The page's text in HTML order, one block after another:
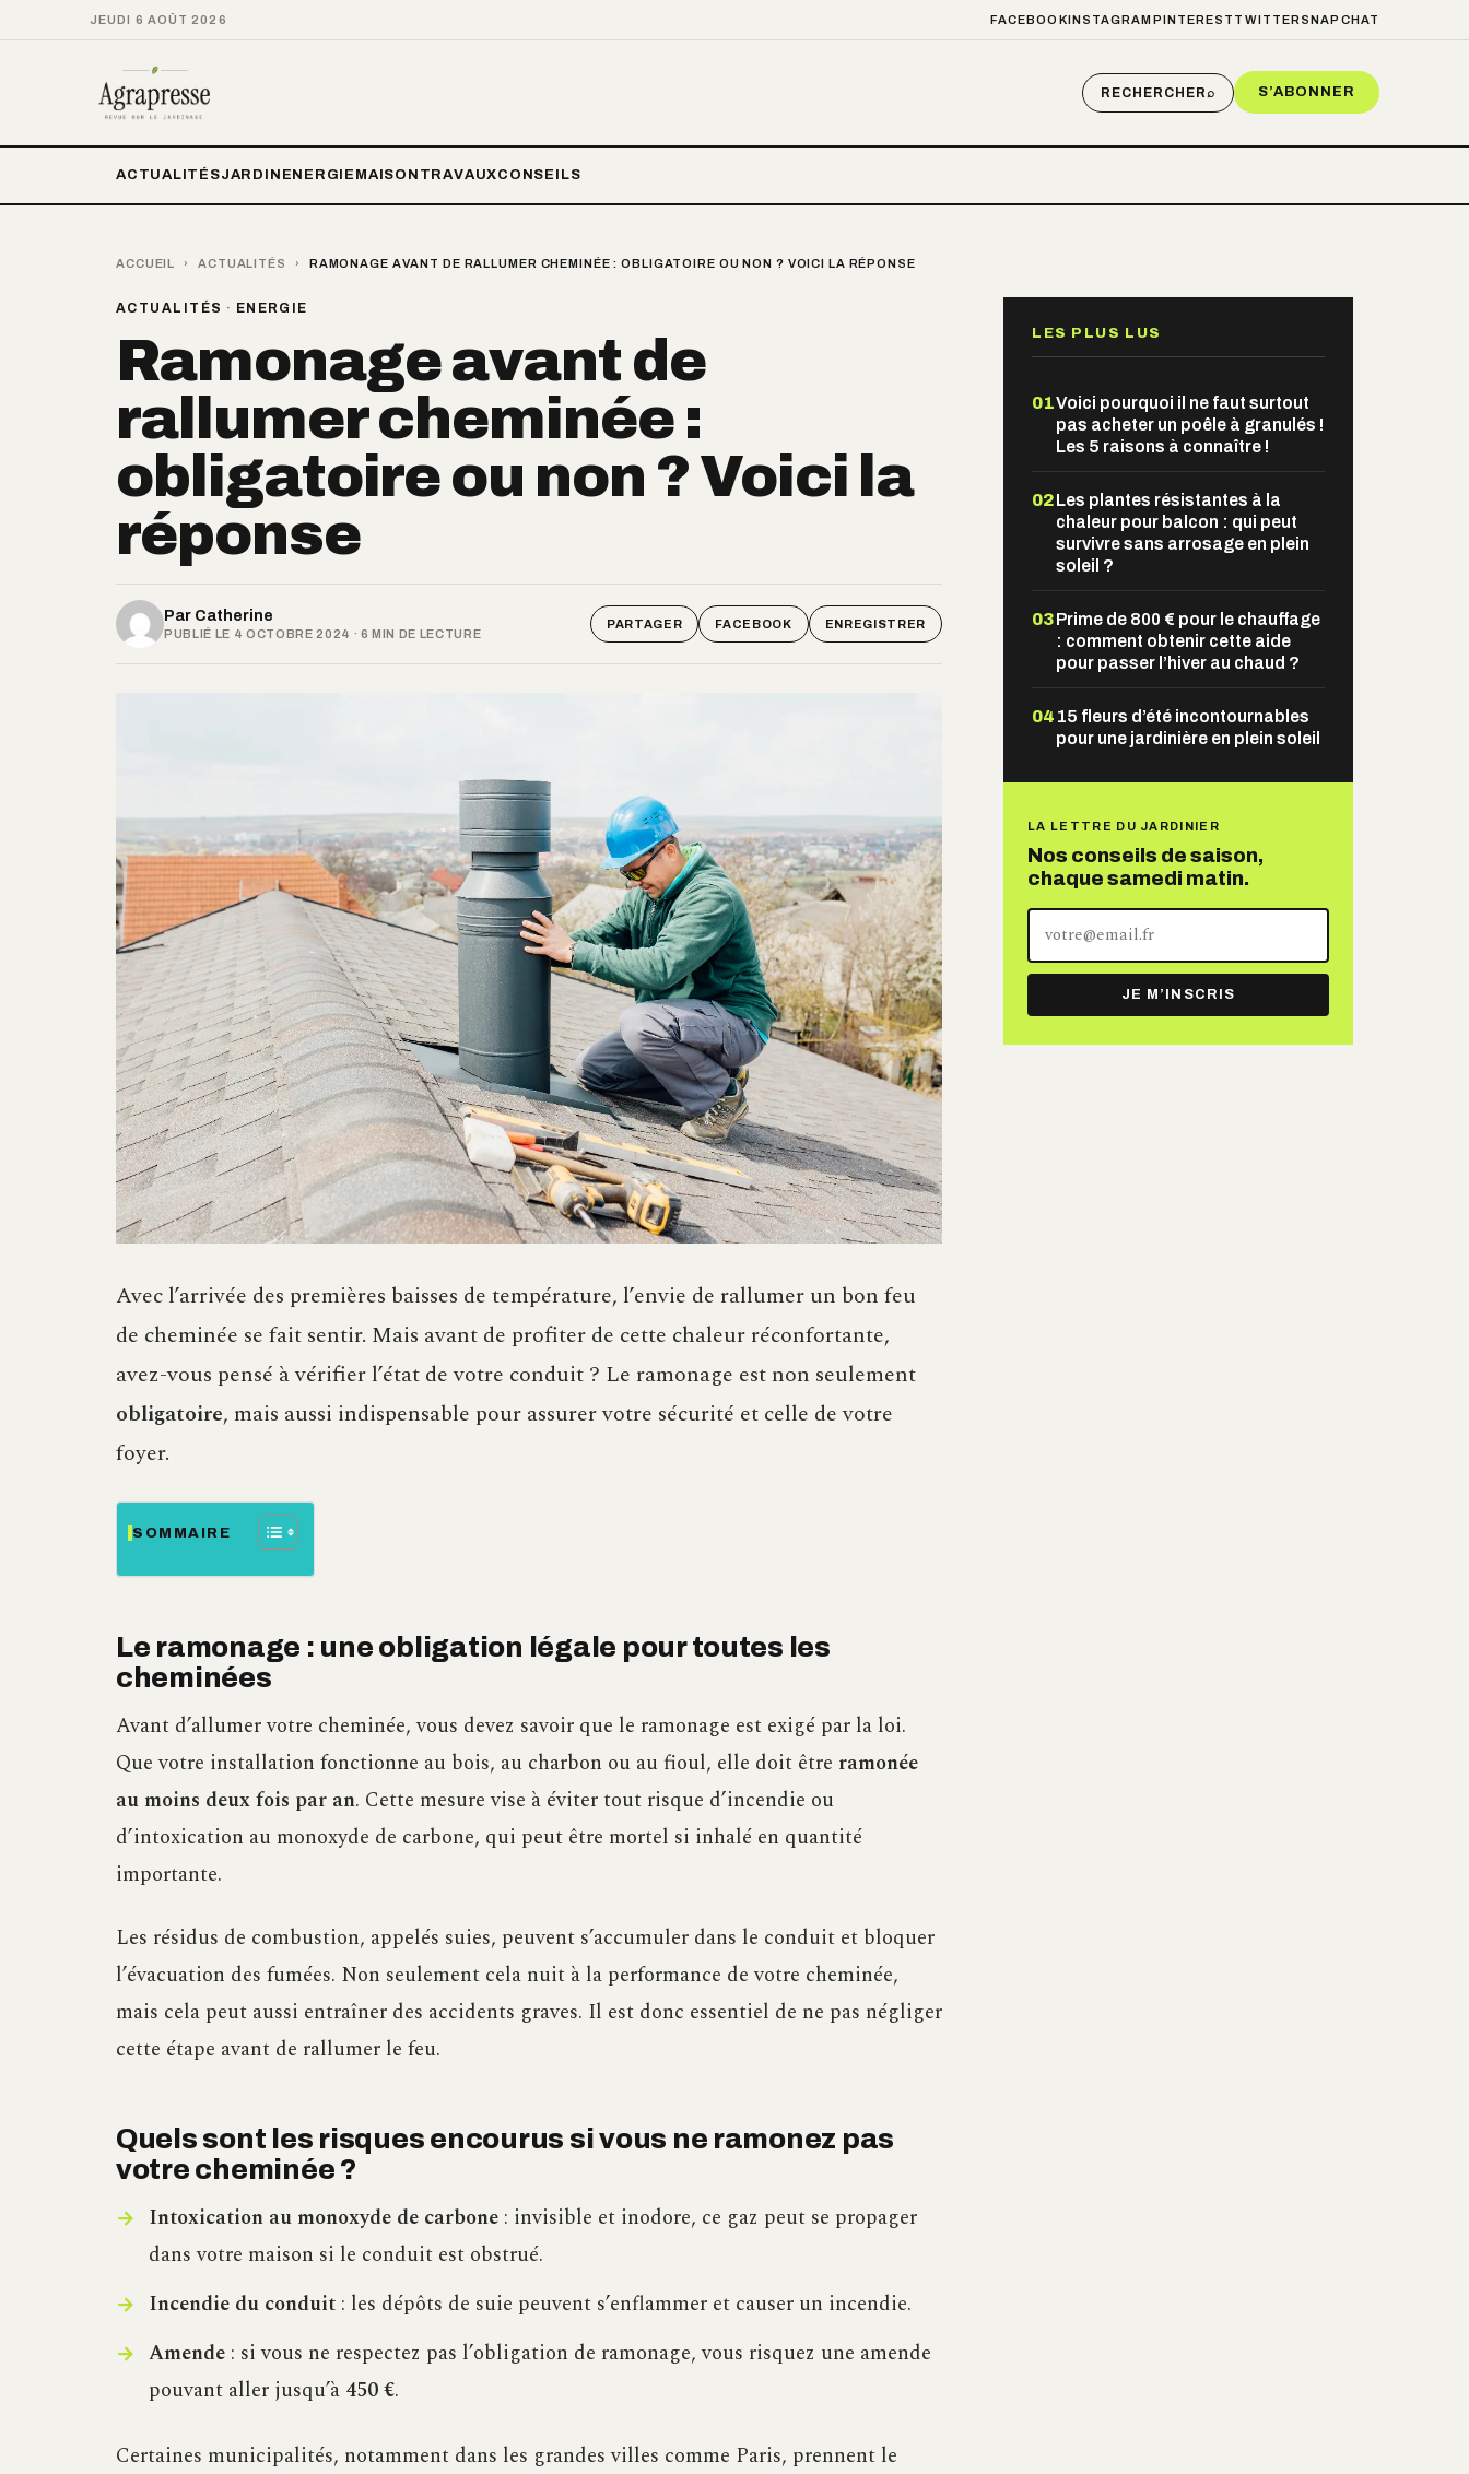
JEUDI 6 AOÛT 2026 FACEBOOKINSTAGRAM PINTEREST TWITTER SNAPCHAT
RECHERCHER⌕ S’ABONNER
ACTUALITÉSJARDIN ENERGIE MAISON TRAVAUXCONSEILS
ACCUEIL › ACTUALITÉS › RAMONAGE AVANT DE RALLUMER CHEMINÉE : OBLIGATOIRE OU NON ? VOICI LA RÉPONSE
ACTUALITÉS · ENERGIE
Ramonage avant de
rallumer cheminée :
obligatoire ou non ? Voici la
réponse
Par Catherine
PUBLIÉ LE 4 OCTOBRE 2024 · 6 MIN DE LECTURE
PARTAGER FACEBOOK ENREGISTRER
Avec l’arrivée des premières baisses de température, l’envie de rallumer un bon feu
de cheminée se fait sentir. Mais avant de profiter de cette chaleur réconfortante,
avez-vous pensé à vérifier l’état de votre conduit ? Le ramonage est non seulement
obligatoire, mais aussi indispensable pour assurer votre sécurité et celle de votre
foyer.
SOMMAIRE
Le ramonage : une obligation légale pour toutes les
cheminées
Avant d’allumer votre cheminée, vous devez savoir que le ramonage est exigé par la loi.
Que votre installation fonctionne au bois, au charbon ou au fioul, elle doit être ramonée
au moins deux fois par an. Cette mesure vise à éviter tout risque d’incendie ou
d’intoxication au monoxyde de carbone, qui peut être mortel si inhalé en quantité
importante.
Les résidus de combustion, appelés suies, peuvent s’accumuler dans le conduit et bloquer
l’évacuation des fumées. Non seulement cela nuit à la performance de votre cheminée,
mais cela peut aussi entraîner des accidents graves. Il est donc essentiel de ne pas négliger
cette étape avant de rallumer le feu.
Quels sont les risques encourus si vous ne ramonez pas
votre cheminée ?
Intoxication au monoxyde de carbone: invisible et inodore, ce gaz peut se propager
dans votre maison si le conduit est obstrué.
Incendie du conduit: les dépôts de suie peuvent s’enflammer et causer un incendie.
Amende: si vous ne respectez pas l’obligation de ramonage, vous risquez une amende
pouvant aller jusqu’à 450 €.
Certaines municipalités, notamment dans les grandes villes comme Paris, prennent le
LES PLUS LUS
01Voici pourquoi il ne faut surtout
pas acheter un poêle à granulés !
Les 5 raisons à connaître !
02Les plantes résistantes à la
chaleur pour balcon : qui peut
survivre sans arrosage en plein
soleil ?
03Prime de 800 € pour le chauffage
: comment obtenir cette aide
pour passer l’hiver au chaud ?
04 15 fleurs d’été incontournables
pour une jardinière en plein soleil
LA LETTRE DU JARDINIER
Nos conseils de saison,
chaque samedi matin.
adresse
mail
JE M’INSCRIS